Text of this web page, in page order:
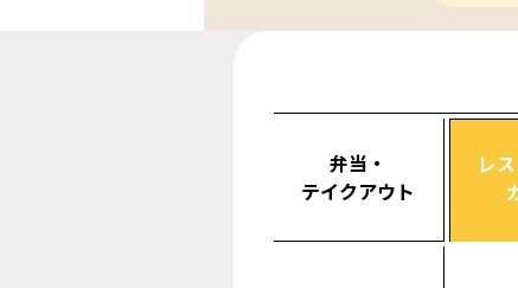
弁当・
テイクアウト
レ